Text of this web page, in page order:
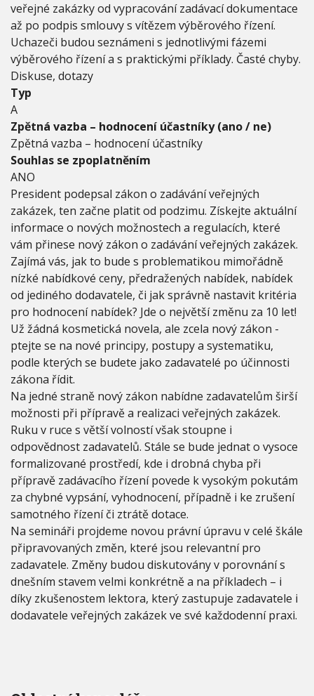
veřejné zakázky od vypracování zadávací dokumentace
až po podpis smlouvy s vítězem výběrového řízení.
Uchazeči budou seznámeni s jednotlivými fázemi
výběrového řízení a s praktickými příklady. Časté chyby.
Diskuse, dotazy
Typ
A
Zpětná vazba – hodnocení účastníky (ano / ne)
Zpětná vazba – hodnocení účastníky
Souhlas se zpoplatněním
ANO
President podepsal zákon o zadávání veřejných
zakázek, ten začne platit od podzimu. Získejte aktuální
informace o nových možnostech a regulacích, které
vám přinese nový zákon o zadávání veřejných zakázek.
Zajímá vás, jak to bude s problematikou mimořádně
nízké nabídkové ceny, předražených nabídek, nabídek
od jediného dodavatele, či jak správně nastavit kritéria
pro hodnocení nabídek? Jde o největší změnu za 10 let!
Už žádná kosmetická novela, ale zcela nový zákon -
ptejte se na nové principy, postupy a systematiku,
podle kterých se budete jako zadavatelé po účinnosti
zákona řídit.
Na jedné straně nový zákon nabídne zadavatelům širší
možnosti při přípravě a realizaci veřejných zakázek.
Ruku v ruce s větší volností však stoupne i
odpovědnost zadavatelů. Stále se bude jednat o vysoce
formalizované prostředí, kde i drobná chyba při
přípravě zadávacího řízení povede k vysokým pokutám
za chybné vypsání, vyhodnocení, případně i ke zrušení
samotného řízení či ztrátě dotace.
Na semináři projdeme novou právní úpravu v celé škále
připravovaných změn, které jsou relevantní pro
zadavatele. Změny budou diskutovány v porovnání s
dnešním stavem velmi konkrétně a na příkladech – i
díky zkušenostem lektora, který zastupuje zadavatele i
dodavatele veřejných zakázek ve své každodenní praxi.